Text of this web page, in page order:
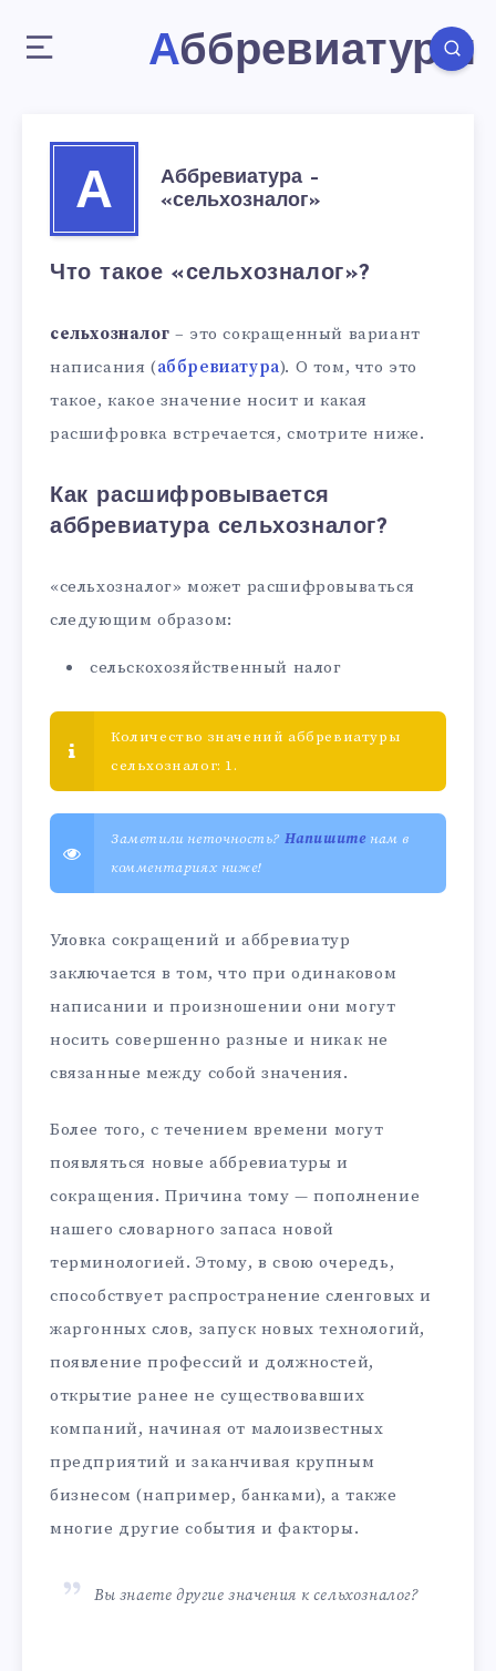
Аббревиатуры
А
Аббревиатура –
«сельхозналог»
Что такое «сельхозналог»?
сельхозналог – это сокращенный вариант
написания (аббревиатура). О том, что это
такое, какое значение носит и какая
расшифровка встречается, смотрите ниже.
Как расшифровывается
аббревиатура сельхозналог?
«сельхозналог» может расшифровываться
следующим образом:
сельскохозяйственный налог
Количество значений аббревиатуры
сельхозналог: 1.
Заметили неточность? Напишитенам в
комментариях ниже!
Уловка сокращений и аббревиатур
заключается в том, что при одинаковом
написании и произношении они могут
носить совершенно разные и никак не
связанные между собой значения.
Более того, с течением времени могут
появляться новые аббревиатуры и
сокращения. Причина тому — пополнение
нашего словарного запаса новой
терминологией. Этому, в свою очередь,
способствует распространение сленговых и
жаргонных слов, запуск новых технологий,
появление профессий и должностей,
открытие ранее не существовавших
компаний, начиная от малоизвестных
предприятий и заканчивая крупным
бизнесом (например, банками), а также
многие другие события и факторы.
Вы знаете другие значения к сельхозналог?